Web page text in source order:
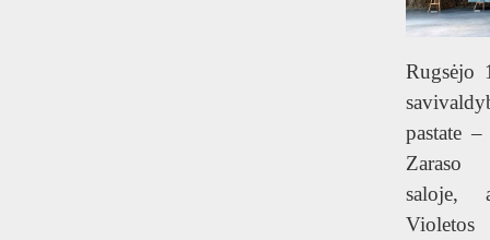
Rugsėjo
pastate
Zaraso
saloje,
Violetos